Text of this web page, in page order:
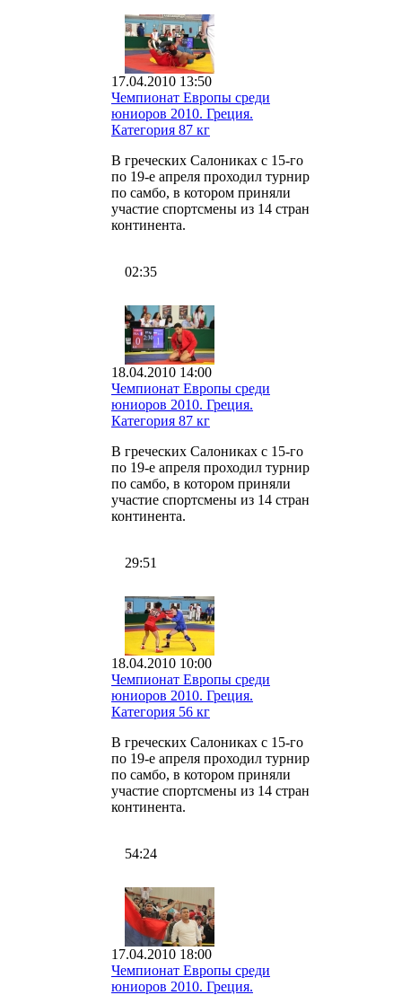
17.04.2010 13:50
Чемпионат Европы среди
юниоров 2010. Греция.
Категория 87 кг
В греческих Салониках с 15-го
по 19-е апреля проходил турнир
по самбо, в котором приняли
участие спортсмены из 14 стран
континента.
02:35
18.04.2010 14:00
Чемпионат Европы среди
юниоров 2010. Греция.
Категория 87 кг
В греческих Салониках с 15-го
по 19-е апреля проходил турнир
по самбо, в котором приняли
участие спортсмены из 14 стран
континента.
29:51
18.04.2010 10:00
Чемпионат Европы среди
юниоров 2010. Греция.
Категория 56 кг
В греческих Салониках с 15-го
по 19-е апреля проходил турнир
по самбо, в котором приняли
участие спортсмены из 14 стран
континента.
54:24
17.04.2010 18:00
Чемпионат Европы среди
юниоров 2010. Греция.